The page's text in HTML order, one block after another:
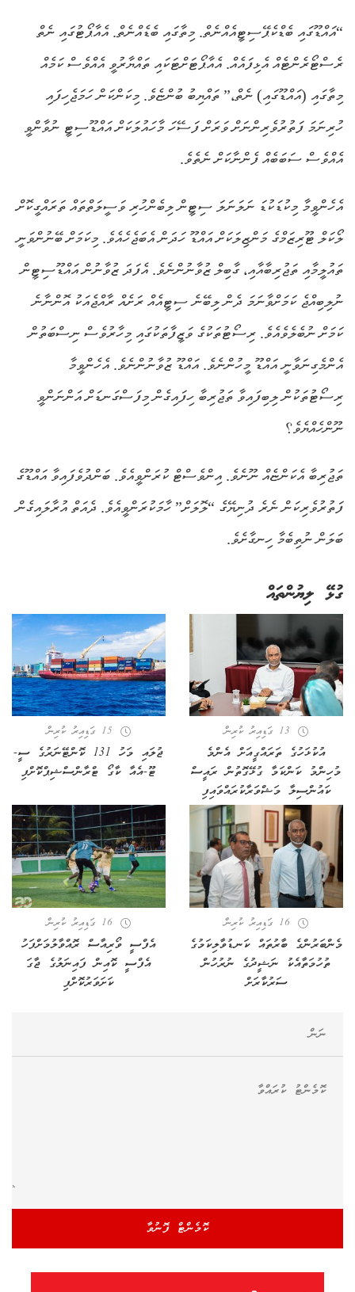
“އައްޑޫގައި ބެޑްކެޕޭސިޓީއެއްނެތް. މިތާގައި ބެޑެއްނެތް. އެއާޕޯޓުގައި ނެތް
ރެސްޓޯރެންޓެއް އެޅިފައެއް. އެއާޕޯޓަށްޓަކައި ތައްޔާރުވީ އެއްވެސް ކަމެއް
މިތާގައި (އައްޑޫގައި) ނެތް،” ތައްޔިބު ބުންޏެވެ. މިކަންކަން ހަމަޖެހިފައި
ހުރިނަމަ ފަތުރުވެރިންނަށް ވަރަށް ފަސޭހަ މާހައުލަކަށް އައްޑޫސިޓީ ނުވާންވީ
އެއްވެސް ސަބަބެއް ފެންނާކަށް ނެތެވެ.
އެހެންވީމާ މިކުޑަކުޑަ ނަލަނަލަ ސިޓީން ލިބެންހުރި ވަސީލަތްތައް ތަރައްގީކޮށް
ލޯކަލް ޓޫރިޒަމްގެ މަންޒިލަކަށް އައްޑޫ ހަދަން އެބަޖެހެއެވެ. މިކަމަށް ބޭނުންވަނީ
ތައުލީމާއި ތަޖުރިބާއާއި، ގާބިލް ޒުވާނުންނެވެ. އެފަދަ ޒުވާނުން އައްޑޫސިޓީން
ނުލިބިއްޖެ ކަމަށްވާނަމަ ދެން ލިބޭނެ ސިޓީއެއް ރަށެއް ރާއްޖެއަކު އޮންނާނެ
ކަމަށް ނުބެލެވެއެވެ. ރިސޯޓުތަކުގެ ވަޒީފާތަކުގައި މިހާރުވެސް ނިސްބަތުން
އެންމެގިނަވާނީ އައްޑޫ މީހުންނެވެ. އައްޑޫ ޒުވާނުންނެވެ. އެހެންވީމާ
ރިސޯޓުތަކުން ލިބިފައިވާ ތަޖުރިބާ ހިފައިގެން މިފަސްގަނޑަށް އަންނަންވީ
ނޫންހެއްޔެވެ؟
ތަޖުރިބާ އެކަންޏެއް ނޫނެވެ. އިންވެސްޓް ކުރަންވީއެވެ. ބަންދުވެފައިވާ އައްޑޫގެ
ފަތުރުވެރިކަން ނެރެ ދުނިޔޭގެ “ލޮލަށް” ހާމަކުރަންވީއެވެ. ދެއަތް އުރާލައިގެން
ބަލަން ނުތިބެމާ ހިނގާށެވެ.
ގުޅޭ ލިޔުންތައް
13 ގަޑިއިރު ކުރިން
އުކުޅަހުގެ ތަރައްގީއަށް އެންމެ
މުހިންމު ކަންކަމާ ގުޅޭގޮތުން ރައީސް
ކައުންސިލާ މަޝްވަރާކުރައްވައިފި
15 ގަޑިއިރު ކުރިން
ޖުލައި މަހު 131 ކޮންޓޭނަރުގެ ސީ-
ޓޫ-އެއާ ކާގޯ ޓްރާންސްޝިޕްކޮށްފި
16 ގަޑިއިރު ކުރިން
މެންބަރުންގެ ބާރުތައް ކަނޑުވާލިކަމުގެ
ތުހުމަތާއެކު ނަޝީދުގެ ނުރުހުން
ސަރުކާރަށް
16 ގަޑިއިރު ކުރިން
އެފްސީ ވޯރިއާސް ރޮއްވާލުމަށްފަހު
އެފްސީ ކޮއިން ފައިނަލުގެ ޖާގަ
ކަށަވަރުކޮށްފި